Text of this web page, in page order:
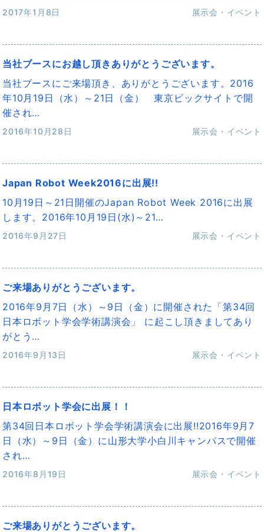
2017年1月8日 展示会・イベント
当社ブースにお越し頂きありがとうございます。
当社ブースにご来場頂き、ありがとうございます。2016
年10月19日（水）～21日（金） 東京ビックサイトで開
催され…
2016年10月28日 展示会・イベント
Japan Robot Week2016に出展!!
10月19日～21日開催のJapan Robot Week 2016に出展
します。2016年10月19日(水)～21…
2016年9月27日 展示会・イベント
ご来場ありがとうございます。
2016年9月7日（水）～9日（金）に開催された「第34回
日本ロボット学会学術講演会」 に起こし頂きましてあり
がとう…
2016年9月13日 展示会・イベント
日本ロボット学会に出展！！
第34回日本ロボット学会学術講演会に出展!!2016年9月7
日（水）～9日（金）に山形大学小白川キャンパスで開催
され…
2016年8月19日 展示会・イベント
ご来場ありがとうございます。